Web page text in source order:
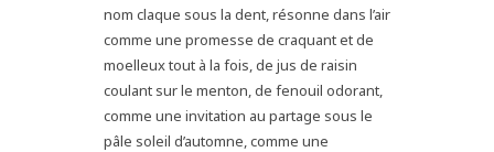
nom claque sous la dent, résonne dans l’air
comme une promesse de craquant et de
moelleux tout à la fois, de jus de raisin
coulant sur le menton, de fenouil odorant,
comme une invitation au partage sous le
pâle soleil d’automne, comme une